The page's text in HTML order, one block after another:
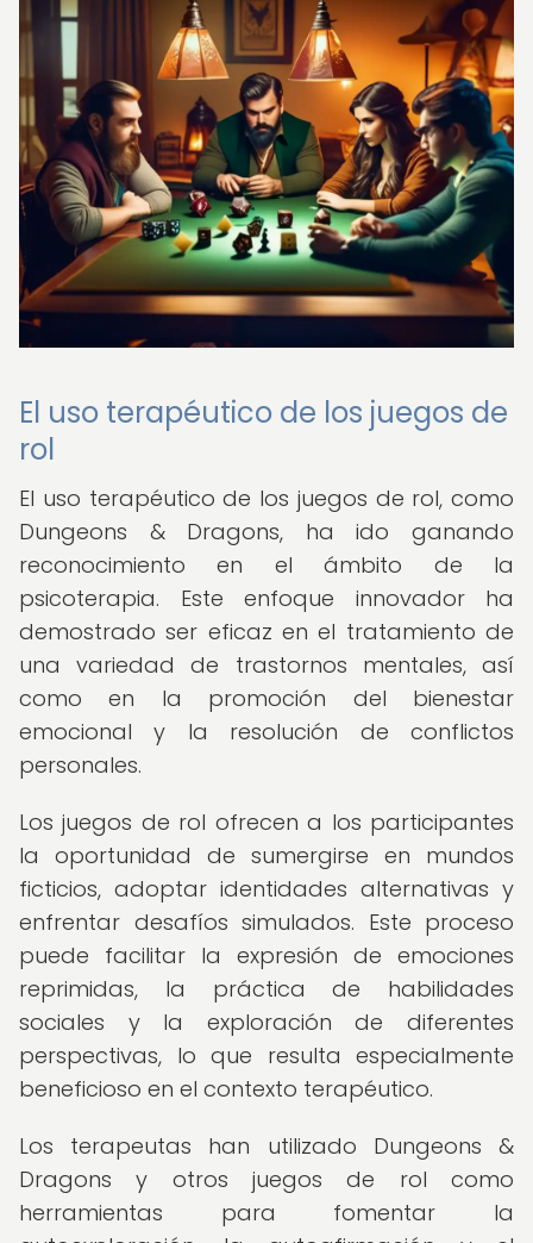
El uso terapéutico de los juegos de
rol
El uso terapéutico de los juegos de rol, como
Dungeons & Dragons, ha ido ganando
reconocimiento en el ámbito de la
psicoterapia. Este enfoque innovador ha
demostrado ser eficaz en el tratamiento de
una variedad de trastornos mentales, así
como en la promoción del bienestar
emocional y la resolución de conflictos
personales.
Los juegos de rol ofrecen a los participantes
la oportunidad de sumergirse en mundos
ficticios, adoptar identidades alternativas y
enfrentar desafíos simulados. Este proceso
puede facilitar la expresión de emociones
reprimidas, la práctica de habilidades
sociales y la exploración de diferentes
perspectivas, lo que resulta especialmente
beneficioso en el contexto terapéutico.
Los terapeutas han utilizado Dungeons &
Dragons y otros juegos de rol como
herramientas para fomentar la